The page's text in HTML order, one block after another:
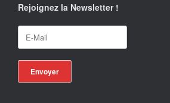
Rejoignez la Newsletter !